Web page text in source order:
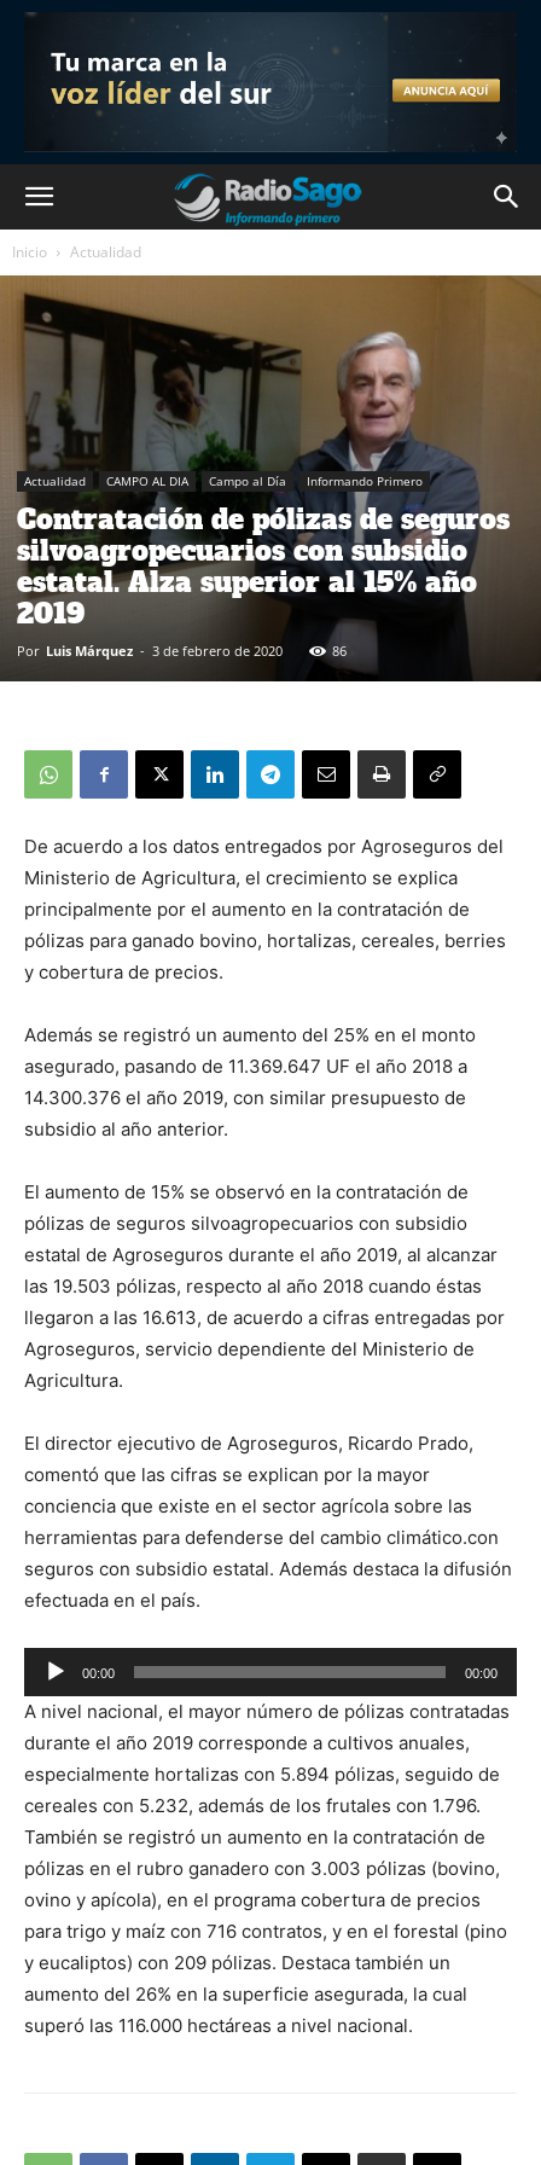
Inicio Actualidad
Actualidad CAMPO AL DIA Campo al Día Informando Primero
Contratación de pólizas de seguros
silvoagropecuarios con subsidio
estatal. Alza superior al 15% año
2019
Por Luis Márquez - 3 de febrero de 2020 86
De acuerdo a los datos entregados por Agroseguros del
Ministerio de Agricultura, el crecimiento se explica
principalmente por el aumento en la contratación de
pólizas para ganado bovino, hortalizas, cereales, berries
y cobertura de precios.
Además se registró un aumento del 25% en el monto
asegurado, pasando de 11.369.647 UF el año 2018 a
14.300.376 el año 2019, con similar presupuesto de
subsidio al año anterior.
El aumento de 15% se observó en la contratación de
pólizas de seguros silvoagropecuarios con subsidio
estatal de Agroseguros durante el año 2019, al alcanzar
las 19.503 pólizas, respecto al año 2018 cuando éstas
llegaron a las 16.613, de acuerdo a cifras entregadas por
Agroseguros, servicio dependiente del Ministerio de
Agricultura.
El director ejecutivo de Agroseguros, Ricardo Prado,
comentó que las cifras se explican por la mayor
conciencia que existe en el sector agrícola sobre las
herramientas para defenderse del cambio climático.con
seguros con subsidio estatal. Además destaca la difusión
efectuada en el país.
Reproductor
de
audio
00:00 00:00
A nivel nacional, el mayor número de pólizas contratadas
durante el año 2019 corresponde a cultivos anuales,
especialmente hortalizas con 5.894 pólizas, seguido de
cereales con 5.232, además de los frutales con 1.796.
También se registró un aumento en la contratación de
pólizas en el rubro ganadero con 3.003 pólizas (bovino,
ovino y apícola), en el programa cobertura de precios
para trigo y maíz con 716 contratos, y en el forestal (pino
y eucaliptos) con 209 pólizas. Destaca también un
aumento del 26% en la superficie asegurada, la cual
superó las 116.000 hectáreas a nivel nacional.